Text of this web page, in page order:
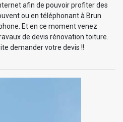
afin de pouvoir profiter des
ou en téléphonant à Brun
Et en ce moment venez
de devis rénovation toiture.
demander votre devis !!